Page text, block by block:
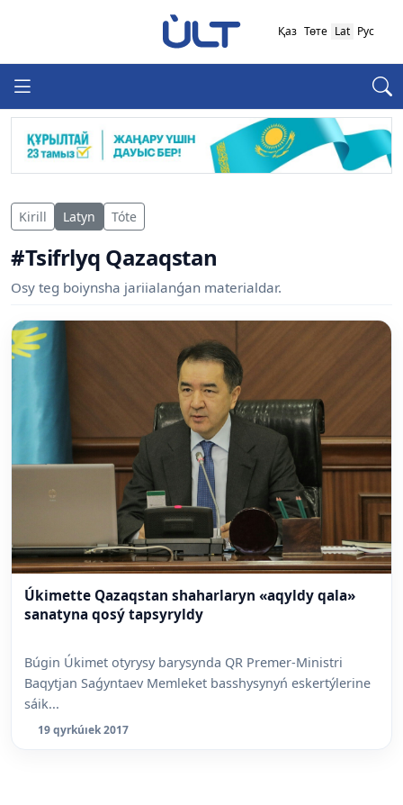
Қаз Төте Lat Рус
Kirill Latyn Tóte
#Tsifrlyq Qazaqstan
Osy teg boiynsha jariialanǵan materialdar.
Úkimette Qazaqstan shaharlaryn «aqyldy qala»
sanatyna qosý tapsyryldy
Búgin Úkimet otyrysy barysynda QR Premer-Ministri
Baqytjan Saǵyntaev Memleket basshysynyń eskertýlerine
sáik...
19 qyrkúıek 2017